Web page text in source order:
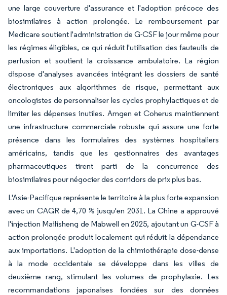
une large couverture d'assurance et l'adoption précoce des
biosimilaires à action prolongée. Le remboursement par
Medicare soutient l'administration de G-CSF le jour même pour
les régimes éligibles, ce qui réduit l'utilisation des fauteuils de
perfusion et soutient la croissance ambulatoire. La région
dispose d'analyses avancées intégrant les dossiers de santé
électroniques aux algorithmes de risque, permettant aux
oncologistes de personnaliser les cycles prophylactiques et de
limiter les dépenses inutiles. Amgen et Coherus maintiennent
une infrastructure commerciale robuste qui assure une forte
présence dans les formulaires des systèmes hospitaliers
américains, tandis que les gestionnaires des avantages
pharmaceutiques tirent parti de la concurrence des
biosimilaires pour négocier des corridors de prix plus bas.
L'Asie-Pacifique représente le territoire à la plus forte expansion
avec un CAGR de 4,70 % jusqu'en 2031. La Chine a approuvé
l'injection Mailisheng de Mabwell en 2025, ajoutant un G-CSF à
action prolongée produit localement qui réduit la dépendance
aux importations. L'adoption de la chimiothérapie dose-dense
à la mode occidentale se développe dans les villes de
deuxième rang, stimulant les volumes de prophylaxie. Les
recommandations japonaises fondées sur des données